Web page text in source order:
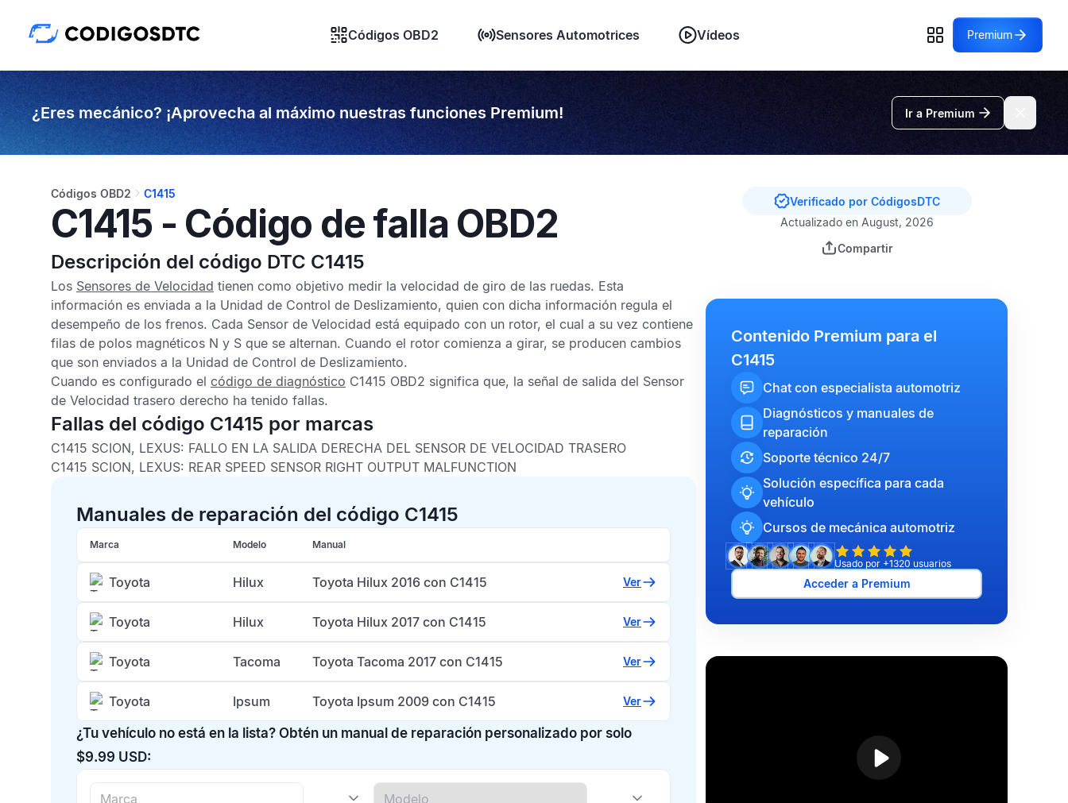
Códigos OBD2 Sensores Automotrices Vídeos Premium
¿Eres mecánico? ¡Aprovecha al máximo nuestras funciones Premium! Ir a Premium
Códigos OBD2 C1415
C1415 - Código de falla OBD2
Descripción del código DTC C1415
Los Sensores de Velocidad tienen como objetivo medir la velocidad de giro de las ruedas. Esta
información es enviada a la Unidad de Control de Deslizamiento, quien con dicha información regula el
desempeño de los frenos. Cada Sensor de Velocidad está equipado con un rotor, el cual a su vez contiene
filas de polos magnéticos N y S que se alternan. Cuando el rotor comienza a girar, se producen cambios
que son enviados a la Unidad de Control de Deslizamiento.
Cuando es configurado el código de diagnóstico C1415 OBD2 significa que, la señal de salida del Sensor
de Velocidad trasero derecho ha tenido fallas.
Fallas del código C1415 por marcas
C1415 SCION, LEXUS: FALLO EN LA SALIDA DERECHA DEL SENSOR DE VELOCIDAD TRASERO
C1415 SCION, LEXUS: REAR SPEED SENSOR RIGHT OUTPUT MALFUNCTION
Manuales de reparación del código C1415
Marca Modelo Manual
Toyota Hilux Toyota Hilux 2016 con C1415 Ver
Toyota Hilux Toyota Hilux 2017 con C1415 Ver
Toyota Tacoma Toyota Tacoma 2017 con C1415 Ver
Toyota Ipsum Toyota Ipsum 2009 con C1415 Ver
¿Tu vehículo no está en la lista? Obtén un manual de reparación personalizado por solo
$9.99 USD:
Verificado por CódigosDTC
Actualizado en August, 2026
Compartir
Contenido Premium para el
C1415
Chat con especialista automotriz
Diagnósticos y manuales de
reparación
Soporte técnico 24/7
Solución específica para cada
vehículo
Cursos de mecánica automotriz
Usado por +1320 usuarios
Acceder a Premium